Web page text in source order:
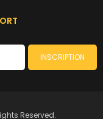
INSCRIPTION
Reserved.